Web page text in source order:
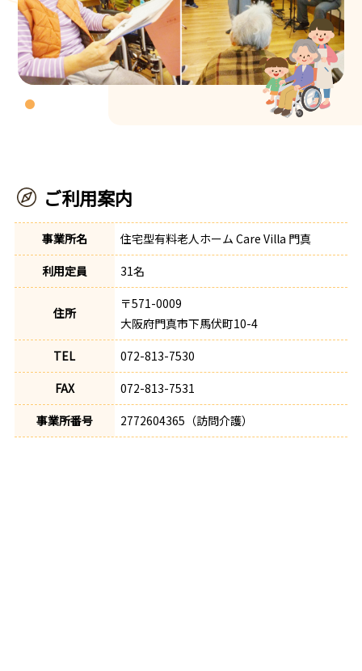
ご利用案内
事業所名
住宅型有料老人ホーム Care Villa 門真
利用定員
31名
住所
〒571-0009
大阪府門真市下馬伏町10-4
TEL
072-813-7530
FAX
072-813-7531
事業所番号
2772604365（訪問介護）